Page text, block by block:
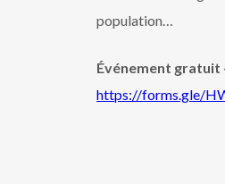
population…
Événement
https://forms.gle/